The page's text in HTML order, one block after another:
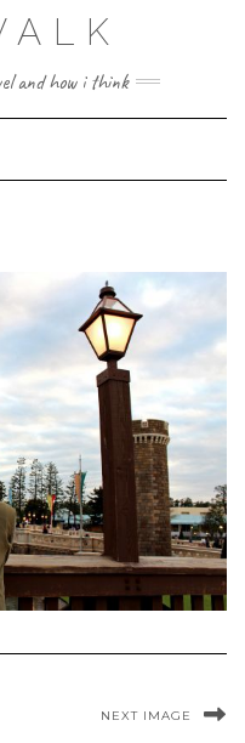
and how i think
Navigation
NEXT IMAGE